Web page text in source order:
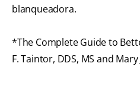
blanqueadora.
*The Complete Guide to
F. Taintor, DDS, MS and